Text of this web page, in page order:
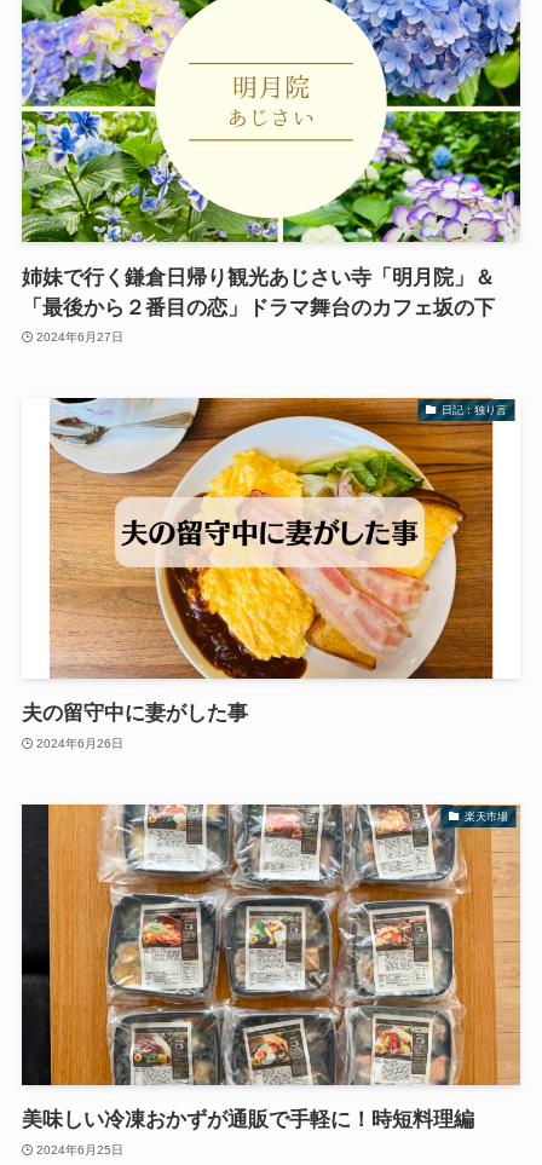
姉妹で行く鎌倉日帰り観光あじさい寺「明月院」＆
「最後から２番目の恋」ドラマ舞台のカフェ坂の下
2024年6月27日
日記：独り言
夫の留守中に妻がした事
2024年6月26日
楽天市場
美味しい冷凍おかずが通販で手軽に！時短料理編
2024年6月25日